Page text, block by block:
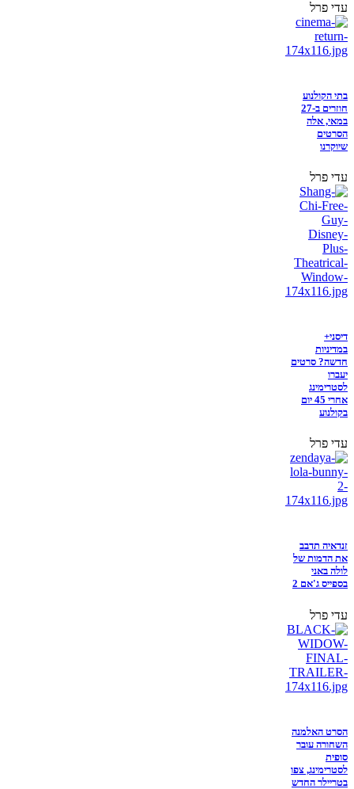
עדי פרל
בתי הקולנוע
חוזרים ב-27
במאי, אלה
הסרטים
שיוקרנו
עדי פרל
דיסני+
במדיניות
חדשה? סרטים
יעברו
לסטרימינג
אחרי 45 יום
בקולנוע
עדי פרל
זנדאיה תדבב
את הדמות של
לולה באני
בספייס ג'אם 2
עדי פרל
הסרט האלמנה
השחורה עובר
סופית
לסטרימינג, צפו
בטריילר החדש